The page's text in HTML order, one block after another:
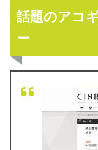
話題のアコ
ー